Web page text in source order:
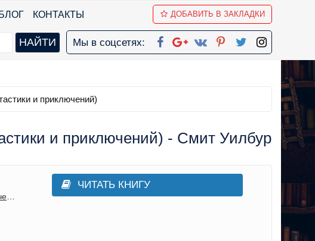
БЛОГ КОНТАКТЫ ДОБАВИТЬ В ЗАКЛАДКИ
Мы в соцсетях:
и приключений)
и приключений) - Смит Уилбур
,Прочие приключения
ЧИТАТЬ КНИГУ